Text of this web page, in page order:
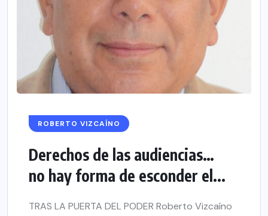
ROBERTO VIZCAÍNO
Derechos de las audiencias…
no hay forma de esconder el...
TRAS LA PUERTA DEL PODER Roberto Vizcaíno